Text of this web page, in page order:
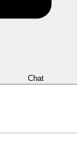
Chat